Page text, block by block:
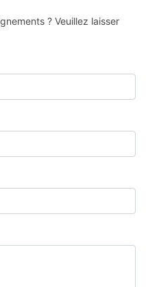
? Veuillez laisser